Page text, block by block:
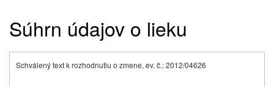
Súhrn údajov o lieku
Schválený text k rozhodnutiu o zmene, ev. č.: 2012/04626